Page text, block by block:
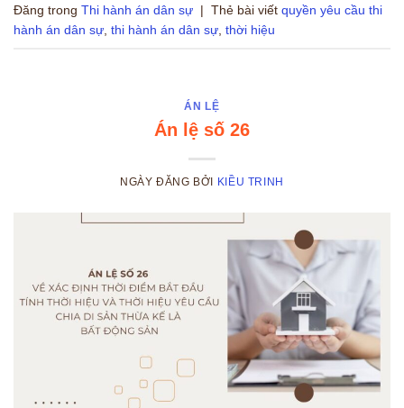
Đăng trong Thi hành án dân sự | Thẻ bài viết quyền yêu cầu thi
hành án dân sự, thi hành án dân sự, thời hiệu
ÁN LỆ
Án lệ số 26
NGÀY ĐĂNG BỞI KIỀU TRINH